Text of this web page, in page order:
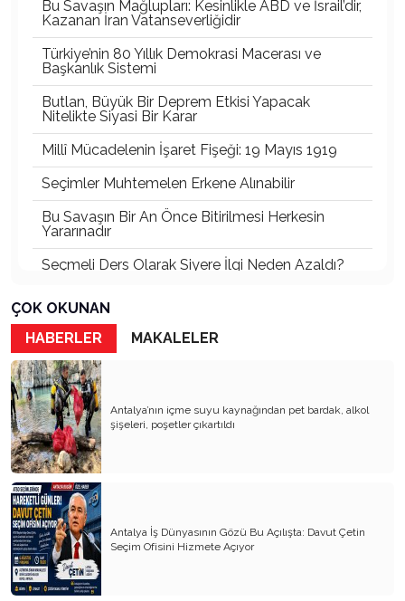
Bu Savaşın Mağlupları: Kesinlikle ABD ve İsrail’dir,
Kazanan İran Vatanseverliğidir
Türkiye’nin 80 Yıllık Demokrasi Macerası ve
Başkanlık Sistemi
Butlan, Büyük Bir Deprem Etkisi Yapacak
Nitelikte Siyasi Bir Karar
Millî Mücadelenin İşaret Fişeği: 19 Mayıs 1919
Seçimler Muhtemelen Erkene Alınabilir
Bu Savaşın Bir An Önce Bitirilmesi Herkesin
Yararınadır
Seçmeli Ders Olarak Siyere İlgi Neden Azaldı?
İki Menfur Saldırı ve Katliam Çok Yönlü
İncelenmelidir
Bu Savaşta Kazananlar, Kaybedenler ve Türkiye
Üzerine Etkileri
Öcalan ve Dem Nasıl Bir Türkiye İstiyor?
Abd’de Bu Ses İlk Defa Duyuluyor
Psikiyatrik Sorunları Olan İki Ruh Hastası
Siyasetçi Dünyayı Felakete Sürüklüyor
Âlimin Ölümü Elbet Âlemin Ölümüdür
Savaşın Değişik Açılardan Kısa Bir Yorumu
Acar Okan Fâni Âlemden Ebedî Âleme Avdet
Eyledi
ÇOK OKUNAN
HABERLER
MAKALELER
Antalya’nın içme suyu kaynağından pet bardak, alkol
şişeleri, poşetler çıkartıldı
Antalya İş Dünyasının Gözü Bu Açılışta: Davut Çetin
Seçim Ofisini Hizmete Açıyor